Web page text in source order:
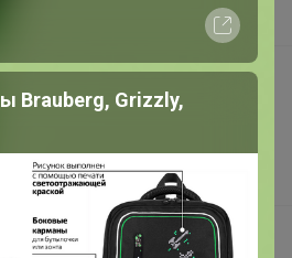
Brauberg, Grizzly,